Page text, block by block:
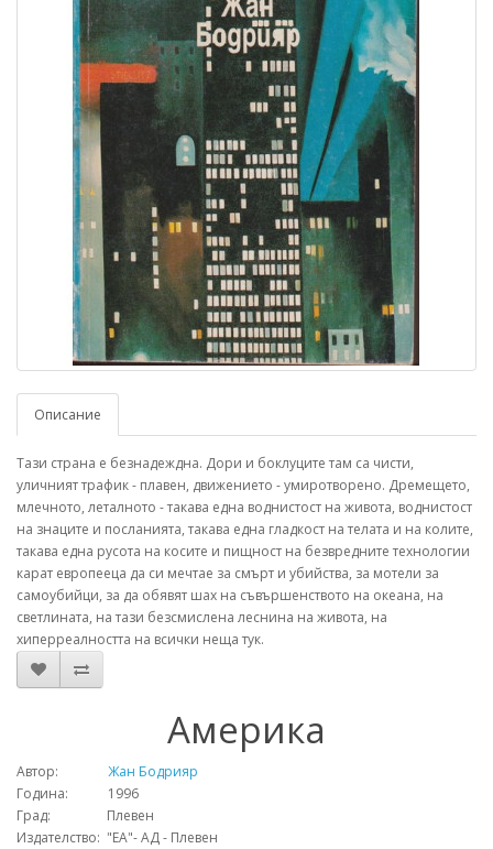
Описание
Тази страна е безнадеждна. Дори и боклуците там са чисти,
уличният трафик - плавен, движението - умиротворено. Дремещето,
млечното, леталното - такава една воднистост на живота, воднистост
на знаците и посланията, такава една гладкост на телата и на колите,
такава една русота на косите и пищност на безвредните технологии
карат европееца да си мечтае за смърт и убийства, за мотели за
самоубийци, за да обявят шах на съвършенството на океана, на
светлината, на тази безсмислена леснина на живота, на
хиперреалността на всички неща тук.
Америка
Автор:
Жан Бодрияр
Година: 1996
Град: Плевен
Издателство: "ЕА"- АД - Плевен